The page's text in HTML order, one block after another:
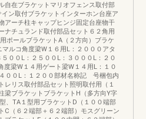
自在ブラケットマリオフェンス取付部
ン取付ブラケットインターホン台座ア
アーチ柱キャップヒンジ固定台座物干
ナチュランド取付部品セット６２角用
ポールブラケットA（２方向）ブラケ
マルコ角度梁W１６用L：２０００アタ
００L：２５００L：３０００L：２０
度梁W１４用ゲート梁W１４用L：１０
００L：１２００部材名称記 号梱包内
リス取付部品セット照明取付用（１
梁ブラケットブラケットH（多方向Y字
、TA１型用ブラケットD（１００端部
C（６２端部＋６２端部）モスグリーン